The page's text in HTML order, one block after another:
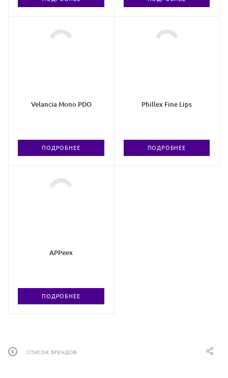
Velancia Mono PDO
ПОДРОБНЕЕ
Phillex Fine Lips
ПОДРОБНЕЕ
APPeex
ПОДРОБНЕЕ
СПИСОК БРЕНДОВ